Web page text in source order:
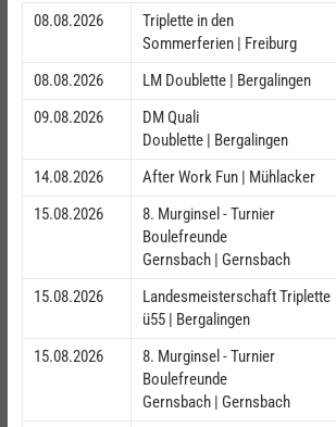
08.08.2026
Triplette in den
Sommerferien | Freiburg
08.08.2026
LM Doublette | Bergalingen
09.08.2026
DM Quali
Doublette | Bergalingen
14.08.2026
After Work Fun | Mühlacker
15.08.2026
8. Murginsel - Turnier
Boulefreunde
Gernsbach | Gernsbach
15.08.2026
Landesmeisterschaft Triplette
ü55 | Bergalingen
15.08.2026
8. Murginsel - Turnier
Boulefreunde
Gernsbach | Gernsbach